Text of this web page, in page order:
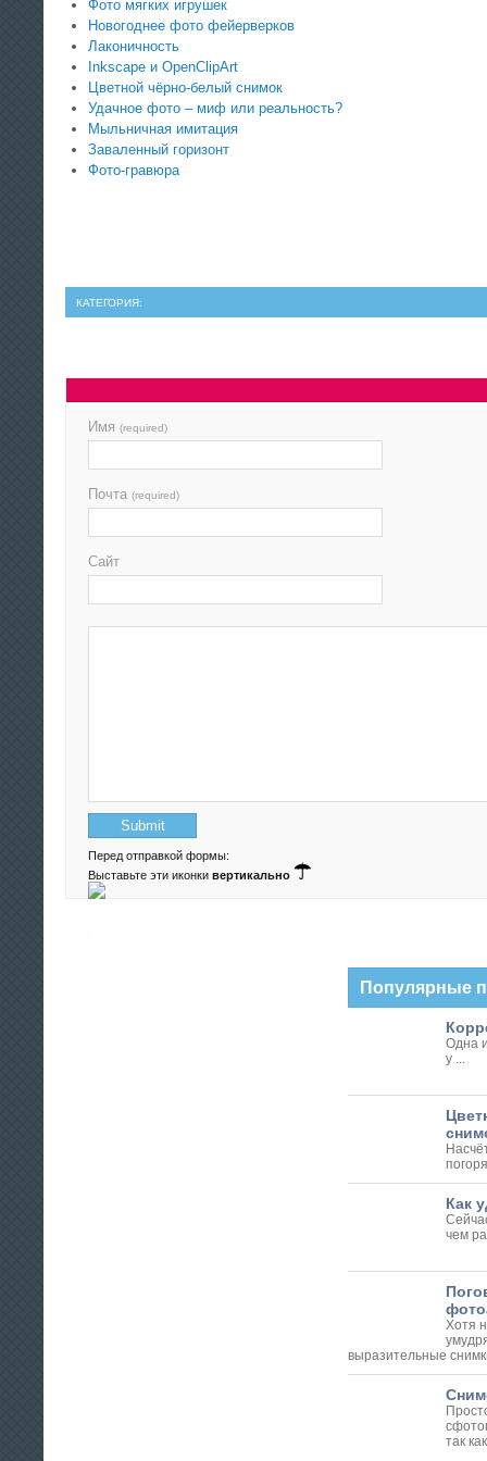
Фото мягких игрушек
Новогоднее фото фейерверков
Лаконичность
Inkscape и OpenClipArt
Цветной чёрно-белый снимок
Удачное фото – миф или реальность?
Мыльничная имитация
Заваленный горизонт
Фото-гравюра
КАТЕГОРИЯ:
Имя (required)
Почта (required)
Сайт
Перед отправкой формы:
Выставьте эти иконки вертикально
Популярные
Одна
у ...
Как
чем
Хотя
выразительные
так